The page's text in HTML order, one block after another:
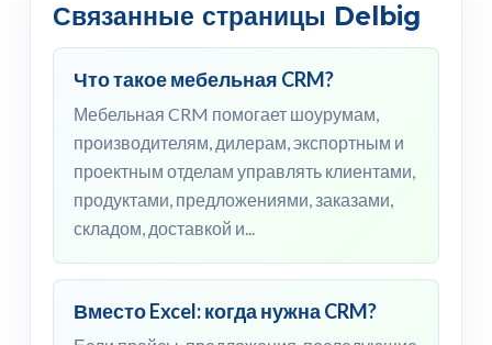
Связанные страницы Delbig
Что такое мебельная CRM?
Мебельная CRM помогает шоурумам,
производителям, дилерам, экспортным и
проектным отделам управлять клиентами,
продуктами, предложениями, заказами,
складом, доставкой и...
Вместо Excel: когда нужна CRM?